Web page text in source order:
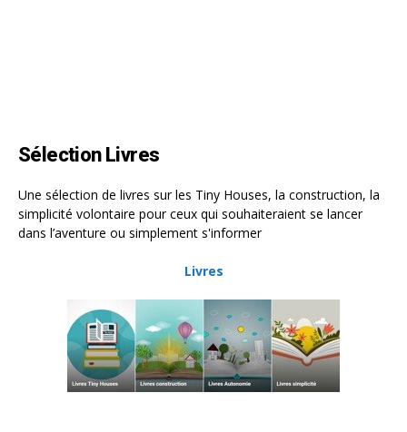
Sélection Livres
Une sélection de livres sur les Tiny Houses, la construction, la
simplicité volontaire pour ceux qui souhaiteraient se lancer
dans l’aventure ou simplement s'informer
Livres